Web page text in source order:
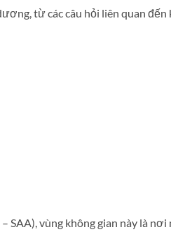
từ các câu hỏi liên quan đến
SAA), vùng không gian này là nơi